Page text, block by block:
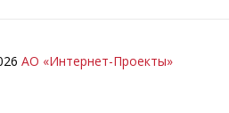
АО «Интернет-Проекты»